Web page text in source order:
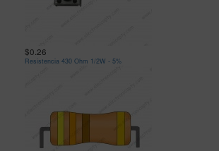
$0.26
Resistencia 430 Ohm 1/2W - 5%